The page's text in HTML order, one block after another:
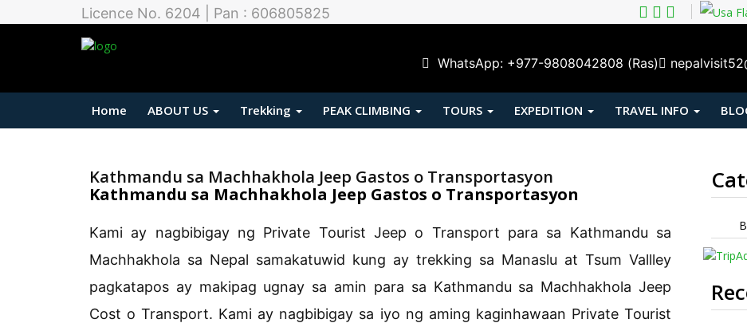
Licence No. 6204 | Pan : 606805825
WhatsApp: +977-9808042808 (Ras)
Home ABOUT US Trekking PEAK CLIMBING TOURS EXPEDITION TRAVEL INFO
Kathmandu sa Machhakhola Jeep Gastos o Transportasyon
Kathmandu sa Machhakhola Jeep Gastos o Transportasyon
Kami ay nagbibigay ng Private Tourist Jeep o Transport para sa Kathmandu sa
Machhakhola sa Nepal samakatuwid kung ay trekking sa Manaslu at Tsum Vallley
pagkatapos ay makipag ugnay sa amin para sa Kathmandu sa Machhakhola Jeep
Cost o Transport. Kami ay nagbibigay sa iyo ng aming kaginhawaan Private Tourist